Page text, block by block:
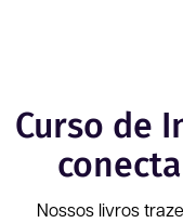
Curso de
Nossos livros